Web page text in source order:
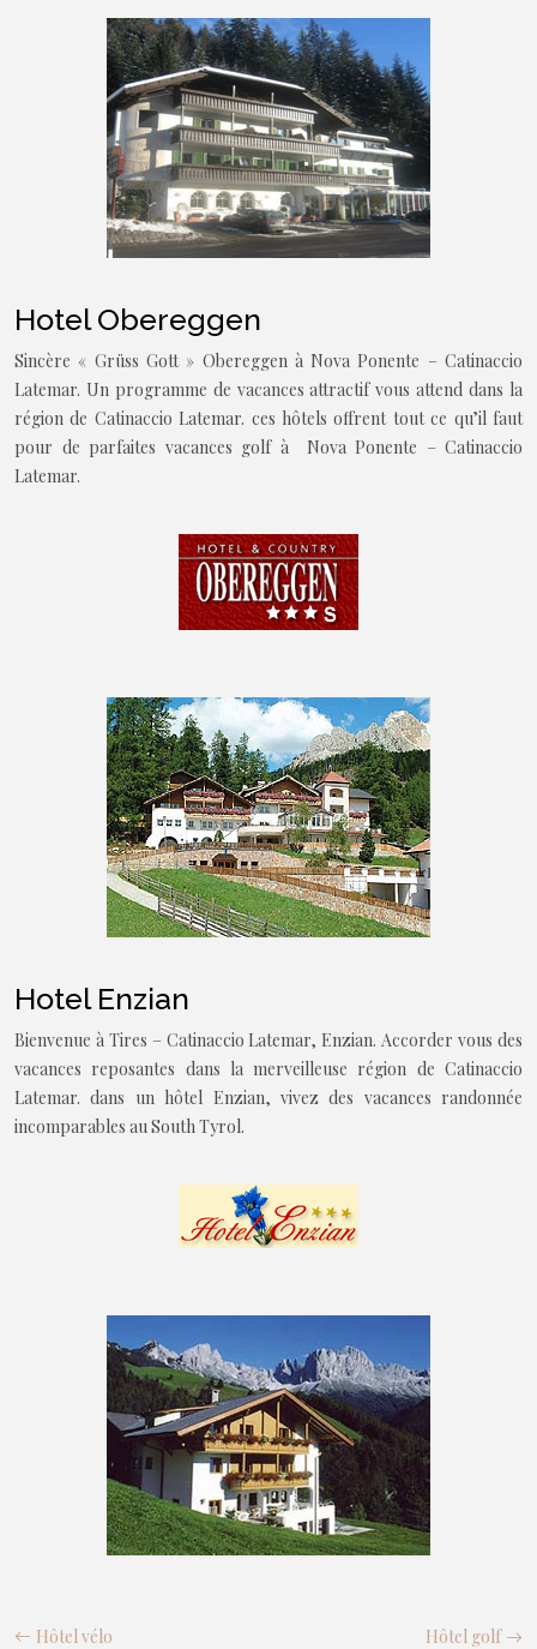
Hotel Obereggen
Sincère « Grüss Gott » Obereggen à Nova Ponente – Catinaccio
Latemar. Un programme de vacances attractif vous attend dans la
région de Catinaccio Latemar. ces hôtels offrent tout ce qu’il faut
pour de parfaites vacances golf à Nova Ponente – Catinaccio
Latemar.
Hotel Enzian
Bienvenue à Tires – Catinaccio Latemar, Enzian. Accorder vous des
vacances reposantes dans la merveilleuse région de Catinaccio
Latemar. dans un hôtel Enzian, vivez des vacances randonnée
incomparables au South Tyrol.
Hôtel vélo Hôtel golf